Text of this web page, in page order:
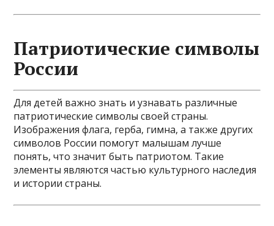
Патриотические символы
России
Для детей важно знать и узнавать различные
патриотические символы своей страны.
Изображения флага, герба, гимна, а также других
символов России помогут малышам лучше
понять, что значит быть патриотом. Такие
элементы являются частью культурного наследия
и истории страны.